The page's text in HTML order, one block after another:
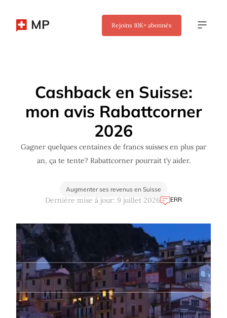
MP Rejoins 10K+ abonnés
Cashback en Suisse:
mon avis Rabattcorner
2026
Gagner quelques centaines de francs suisses en plus par
an, ça te tente? Rabattcorner pourrait t’y aider.
Augmenter ses revenus en Suisse
Dernière mise à jour: 9 juillet 2026 ERR